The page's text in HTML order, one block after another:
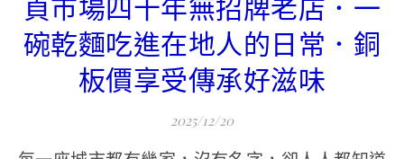
貞市場四十年無招牌老店．一
碗乾麵吃進在地人的日常．銅
板價享受傳承好滋味
2025/12/20